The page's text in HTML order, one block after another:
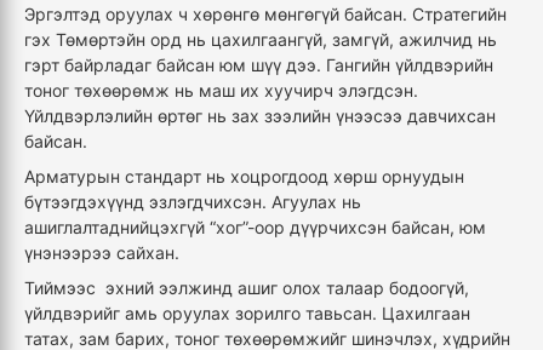
Эргэлтэд оруулах ч хөрөнгө мөнгөгүй байсан. Стратегийн
гэх Төмөртэйн орд нь цахилгаангүй, замгүй, ажилчид нь
гэрт байрладаг байсан юм шүү дээ. Гангийн үйлдвэрийн
тоног төхөөрөмж нь маш их хуучирч элэгдсэн.
Үйлдвэрлэлийн өртөг нь зах зээлийн үнээсээ давчихсан
байсан.
Арматурын стандарт нь хоцрогдоод хөрш орнуудын
бүтээгдэхүүнд эзлэгдчихсэн. Агуулах нь
ашиглалтаднийцэхгүй “хог”-оор дүүрчихсэн байсан, юм
үнэнээрээ сайхан.
Тиймээс эхний ээлжинд ашиг олох талаар бодоогүй,
үйлдвэрийг амь оруулах зорилго тавьсан. Цахилгаан
татах, зам барих, тоног төхөөрөмжийг шинэчлэх, хүдрийн